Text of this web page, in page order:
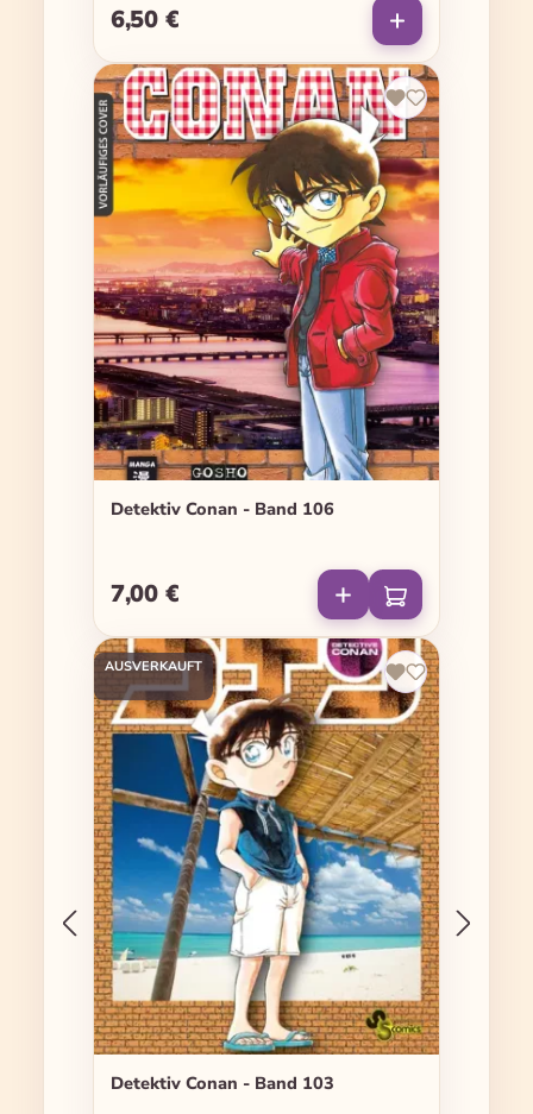
Regulärer Preis:
6,50 €
Detektiv Conan - Band 106
Regulärer Preis:
7,00 €
AUSVERKAUFT
Detektiv Conan - Band 103